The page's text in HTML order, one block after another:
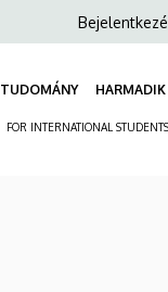
Anonim
fiók
TUDOMÁNY
FOR INTERNATIONAL STUDENTS